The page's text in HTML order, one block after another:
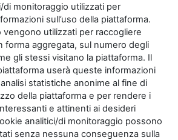
di monitoraggio utilizzati per
sull’uso della piattaforma.
vengono utilizzati per raccogliere
forma aggregata, sul numero degli
gli stessi visitano la piattaforma. Il
userà queste informazioni
statistiche anonime al fine di
della piattaforma e per rendere i
e attinenti ai desideri
analitici/di monitoraggio possono
senza nessuna conseguenza sulla